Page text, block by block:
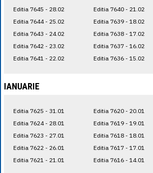
Editia 7645 - 28.02
Editia 7644 - 25.02
Editia 7643 - 24.02
Editia 7642 - 23.02
Editia 7641 - 22.02
Editia 7640 - 21.02
Editia 7639 - 18.02
Editia 7638 - 17.02
Editia 7637 - 16.02
Editia 7636 - 15.02
IANUARIE
Editia 7625 - 31.01
Editia 7624 - 28.01
Editia 7623 - 27.01
Editia 7622 - 26.01
Editia 7621 - 21.01
Editia 7620 - 20.01
Editia 7619 - 19.01
Editia 7618 - 18.01
Editia 7617 - 17.01
Editia 7616 - 14.01